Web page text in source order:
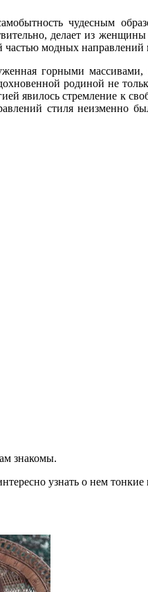
чудесным
делает из
частью модных
горными
родиной не
явилось стремление к
стиля неизменно
знакомы.
узнать о нем